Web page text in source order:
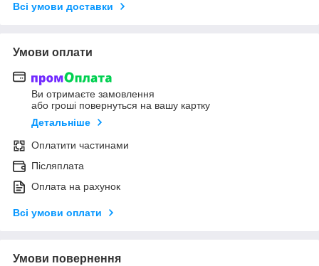
Всі умови доставки
Умови оплати
Ви отримаєте замовлення
або гроші повернуться на вашу картку
Детальніше
Оплатити частинами
Післяплата
Оплата на рахунок
Всі умови оплати
Умови повернення